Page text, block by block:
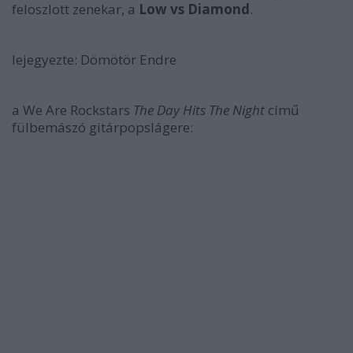
feloszlott zenekar, a Low vs Diamond.
lejegyezte: Dömötör Endre
a We Are Rockstars The Day Hits The Night című
fülbemászó gitárpopslágere: